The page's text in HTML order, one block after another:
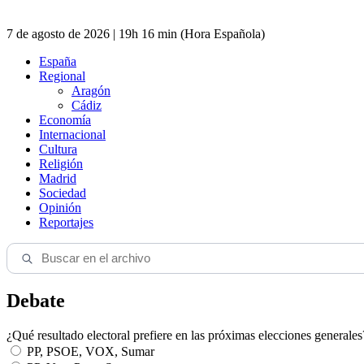
7 de agosto de 2026 | 19h 16 min (Hora Española)
España
Regional
Aragón
Cádiz
Economía
Internacional
Cultura
Religión
Madrid
Sociedad
Opinión
Reportajes
Debate
¿Qué resultado electoral prefiere en las próximas elecciones
PP, PSOE, VOX, Sumar